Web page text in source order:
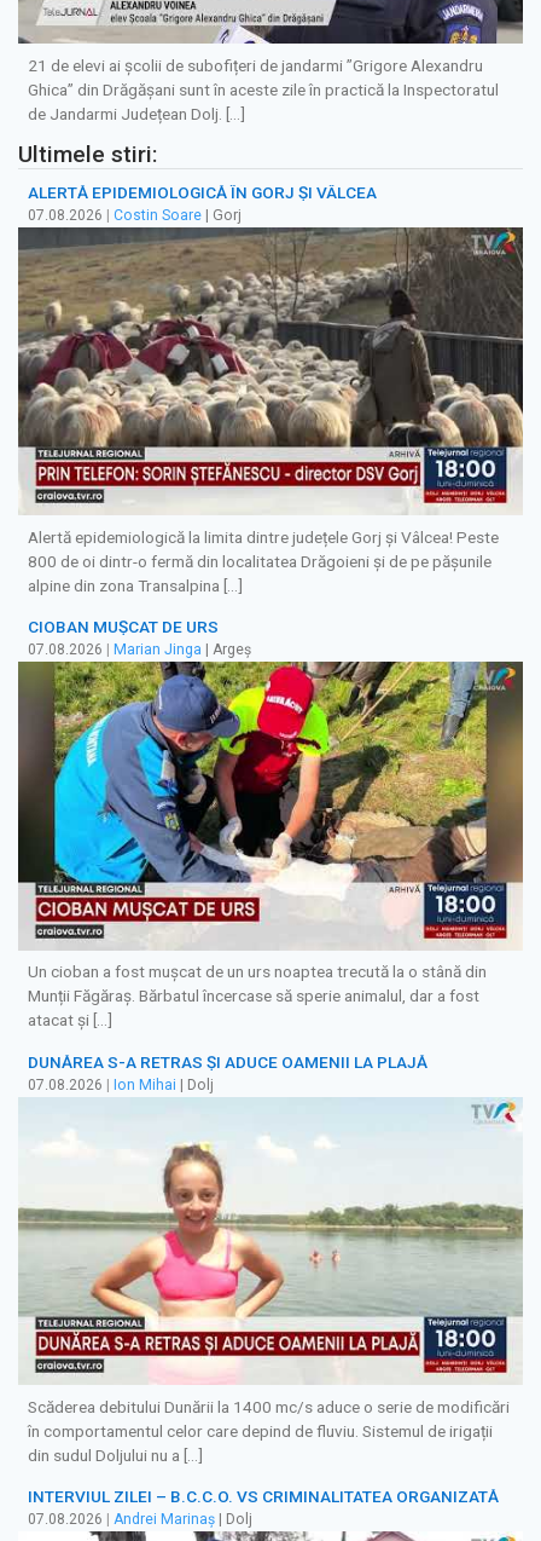
21 de elevi ai școlii de subofițeri de jandarmi ”Grigore Alexandru
Ghica” din Drăgășani sunt în aceste zile în practică la Inspectoratul
de Jandarmi Județean Dolj. […]
Ultimele stiri:
ALERTĂ EPIDEMIOLOGICĂ ÎN GORJ ȘI VÂLCEA
07.08.2026 Costin Soare | Gorj
Alertă epidemiologică la limita dintre județele Gorj și Vâlcea! Peste
800 de oi dintr-o fermă din localitatea Drăgoieni și de pe pășunile
alpine din zona Transalpina […]
CIOBAN MUȘCAT DE URS
07.08.2026 Marian Jinga | Argeș
Un cioban a fost mușcat de un urs noaptea trecută la o stână din
Munții Făgăraș. Bărbatul încercase să sperie animalul, dar a fost
atacat și […]
DUNĂREA S-A RETRAS ŞI ADUCE OAMENII LA PLAJĂ
07.08.2026 | Ion Mihai | Dolj
Scăderea debitului Dunării la 1400 mc/s aduce o serie de modificări
în comportamentul celor care depind de fluviu. Sistemul de irigații
din sudul Doljului nu a […]
INTERVIUL ZILEI – B.C.C.O. VS CRIMINALITATEA ORGANIZATĂ
07.08.2026 Andrei Marinaș | Dolj